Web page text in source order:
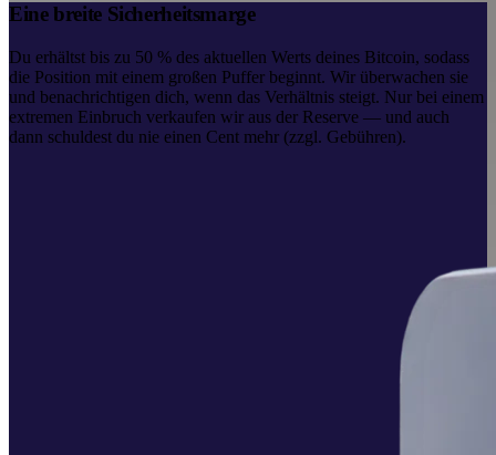
Eine breite Sicherheitsmarge
Du erhältst bis zu 50 % des aktuellen Werts deines Bitcoin, sodass
die Position mit einem großen Puffer beginnt. Wir überwachen sie
und benachrichtigen dich, wenn das Verhältnis steigt. Nur bei einem
extremen Einbruch verkaufen wir aus der Reserve — und auch
dann schuldest du nie einen Cent mehr (zzgl. Gebühren).